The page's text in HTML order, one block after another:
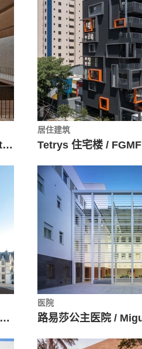
西班牙旧建筑改造 Casa del Condestable / Tabuenca & Leache, Arquitectos
居住建筑
Tetrys 住宅楼 / FGMF
OlivierDebré当代艺术中心 / Aires Mateus
医院